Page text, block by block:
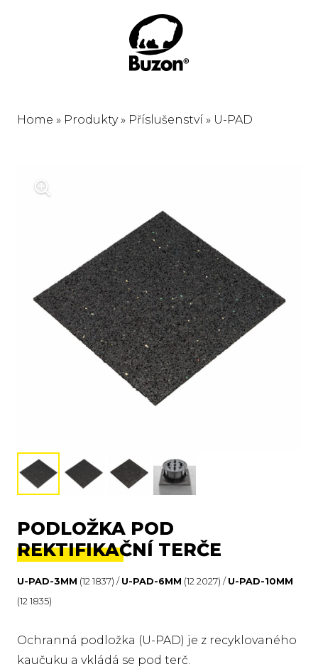
Home » Produkty» Příslušenství » U-PAD
PODLOŽKA POD
REKTIFIKAČNÍ TERČE
U-PAD-3MM (12 1837) / U-PAD-6MM (12 2027) / U-PAD-10MM
(12 1835)
Ochranná podložka (U-PAD) je z recyklovaného
kaučuku a vkládá se pod terč.